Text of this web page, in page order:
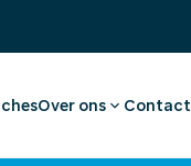
Over ons
Ons verhaal
Contact